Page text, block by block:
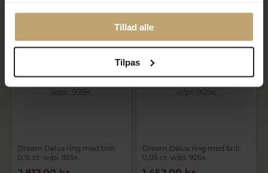
Tillad alle
Tilpas
SALE
Dream Delux ring med brill.
0,15 ct. w/pi. 925s.
SALE
Dream Delux ring med brill.
0,05 ct. w/pi. 925s.